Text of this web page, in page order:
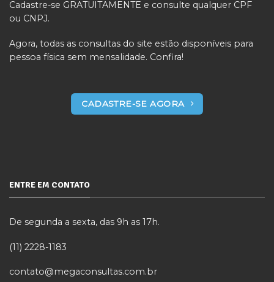
Cadastre-se GRATUITAMENTE e consulte qualquer CPF
ou CNPJ.
Agora, todas as consultas do site estão disponíveis para
pessoa física sem mensalidade. Confira!
CADASTRE-SE AGORA
ENTRE EM CONTATO
De segunda a sexta, das 9h as 17h.
(11) 2228-1183
contato@megaconsultas.com.br